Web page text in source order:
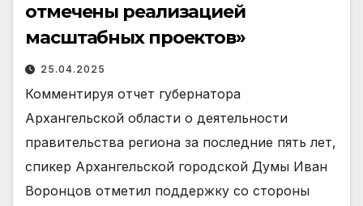
отмечены реализацией
масштабных проектов»
25.04.2025
Комментируя отчет губернатора
Архангельской области о деятельности
правительства региона за последние пять лет,
спикер Архангельской городской Думы Иван
Воронцов отметил поддержку со стороны